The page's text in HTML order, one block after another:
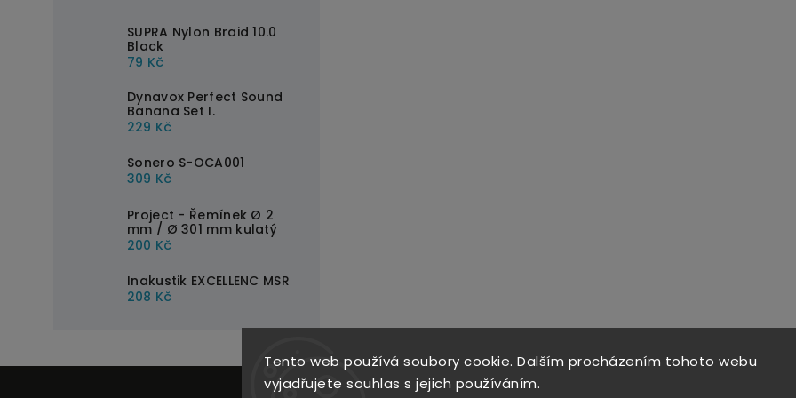
Tento web používá soubory cookie. Dalším procházením tohoto webu
vyjadřujete souhlas s jejich používáním.
SUPRA Nylon Braid 10.0
Black
79 Kč
Dynavox Perfect Sound
Banana Set I.
229 Kč
Sonero S-OCA001
309 Kč
Project - Řemínek Ø 2
mm / Ø 301 mm kulatý
200 Kč
Inakustik EXCELLENC MSR
208 Kč